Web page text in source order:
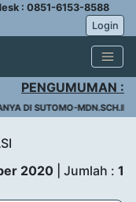
: 0851-6153-8588
Login
PENGUMUMAN :
DI SUTOMO-MDN.SCH.ID
2020 | Jumlah : 1